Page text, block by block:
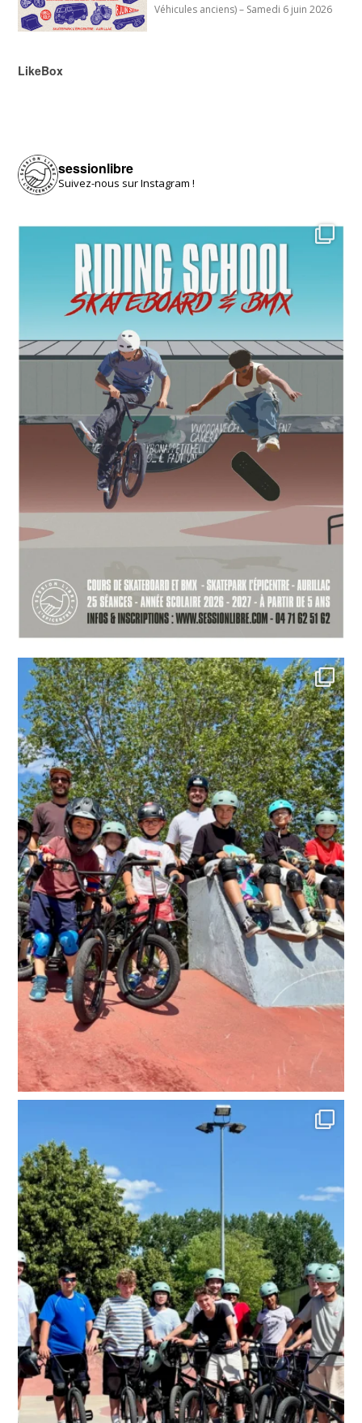
Véhicules anciens) – Samedi 6 juin 2026
LikeBox
sessionlibre
Suivez-nous sur Instagram !